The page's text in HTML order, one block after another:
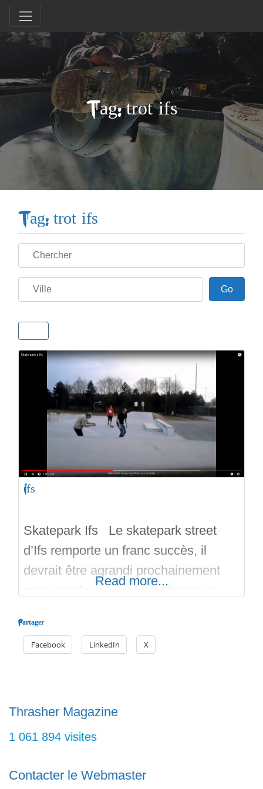
Tag: trot ifs
Tag: trot ifs
Chercher
Ville GoGo
Ifs
Skatepark Ifs Le skatepark street
d’Ifs remporte un franc succès, il
devrait être agrandi prochainement
pour satisfaire tous les utilisateurs.
Bon run sur Skateparks.fr, le meilleur
annuaire!
Read more...
Partager
Facebook LinkedIn X
Thrasher Magazine
1 061 894 visites
Contacter le Webmaster